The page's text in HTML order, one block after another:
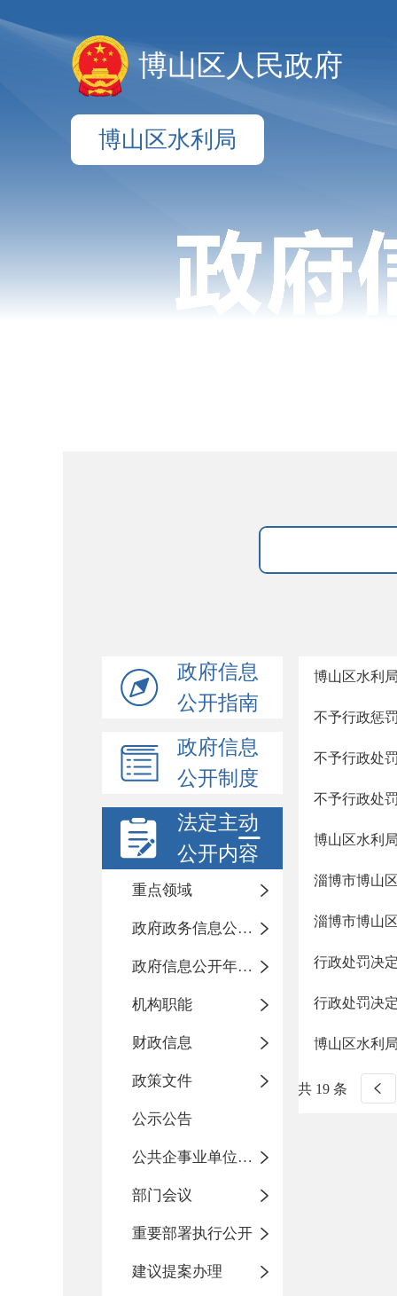
博山区人民政府
博山区水利局
政府信息
公开指南
政府信息
公开制度
法定主动
公开内容
重点领域
政府政务信息公开目录
政府信息公开年度报告
机构职能
财政信息
政策文件
公示公告
公共企事业单位信息公开
部门会议
重要部署执行公开
建议提案办理
博山区水利
不予行政惩
不予行政处
不予行政处
博山区水利
淄博市博山
淄博市博山
行政处罚决
行政处罚决
博山区水利
共 19 条